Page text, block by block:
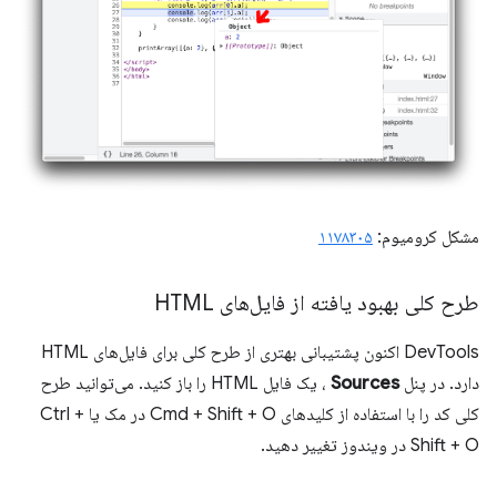
مشکل کرومیوم: ۱۱۷۸۳۰۵
طرح کلی بهبود یافته از فایل‌های HTML
DevTools اکنون پشتیبانی بهتری از طرح کلی برای فایل‌های HTML
دارد. در پنلSources
، یک فایل HTML را باز کنید. می‌توانید طرح
کلی کد را با استفاده از کلیدهای Cmd + Shift + O در مک یا Ctrl +
Shift + O در ویندوز تغییر دهید.